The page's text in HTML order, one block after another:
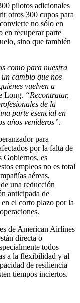
pilotos adicionales
otros 300 cupos para
no sólo en
en recuperar parte
sino que también
como para nuestra
cambio que nos
vuelven a
Long. “Recontratar,
de la
parte esencial en
años venideros”.
para
por la falta de
Gobiernos, es
empleos no es total
aéreas,
una reducción
anticipada de
en el corto plazo por la
de American Airlines
directa o
todos
a la flexibilidad y al
de resiliencia
tiempos inciertos.